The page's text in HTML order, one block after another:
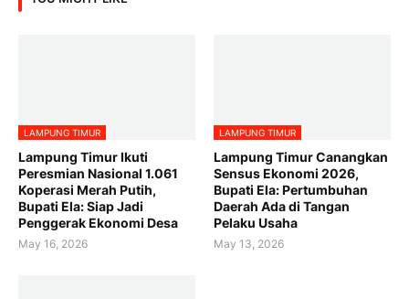
LAMPUNG TIMUR
Lampung Timur Ikuti
Peresmian Nasional 1.061
Koperasi Merah Putih,
Bupati Ela: Siap Jadi
Penggerak Ekonomi Desa
May 16, 2026
LAMPUNG TIMUR
Lampung Timur Canangkan
Sensus Ekonomi 2026,
Bupati Ela: Pertumbuhan
Daerah Ada di Tangan
Pelaku Usaha
May 13, 2026